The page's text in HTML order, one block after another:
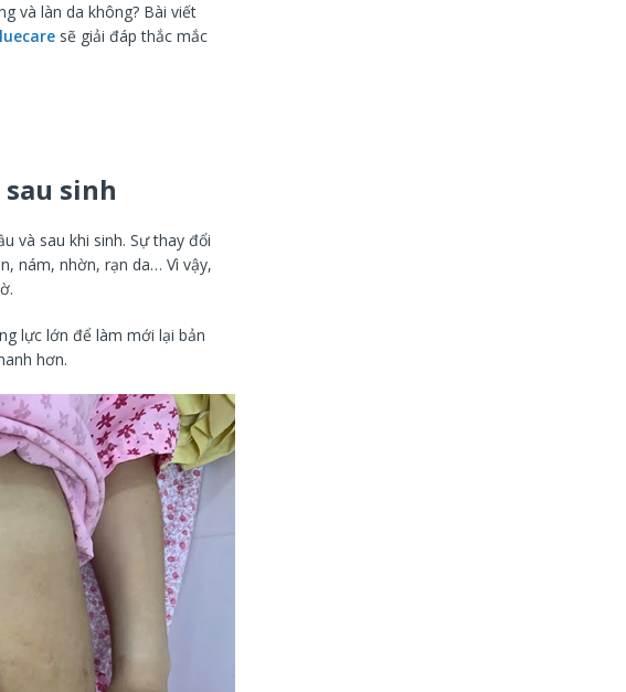
và làn da không? Bài viết
sẽ giải đáp thắc mắc
sinh
và sau khi sinh. Sự thay đổi
nám, nhờn, rạn da… Vì vậy,
lực lớn để làm mới lại bản
hơn.